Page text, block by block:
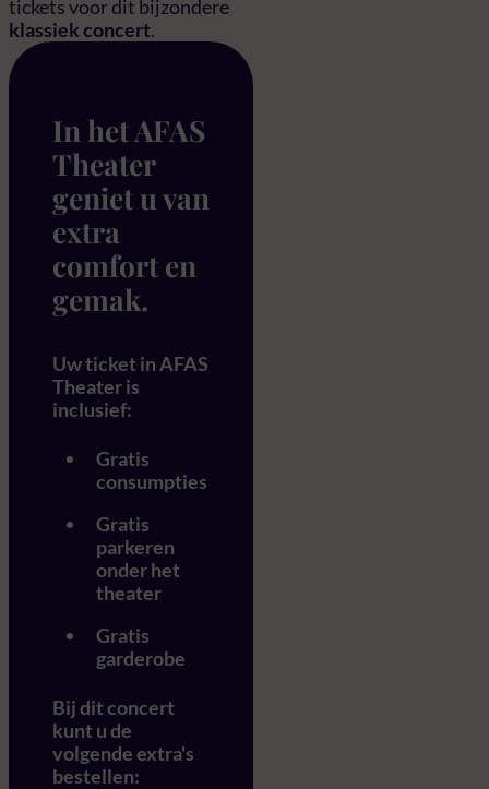
tickets voor dit bijzondere
klassiek concert.
In het AFAS
Theater
geniet u van
extra
comfort en
gemak.
Uw ticket in AFAS
Theater is
inclusief:
Gratis
consumpties
Gratis
parkeren
onder het
theater
Gratis
garderobe
Bij dit concert
kunt u de
volgende extra's
bestellen: